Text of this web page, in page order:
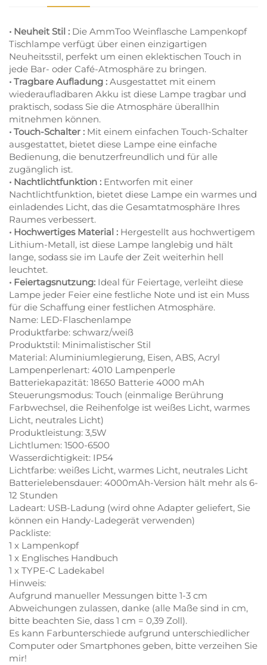
• Neuheit Stil : Die AmmToo Weinflasche Lampenkopf
Tischlampe verfügt über einen einzigartigen
Neuheitsstil, perfekt um einen eklektischen Touch in
jede Bar- oder Café-Atmosphäre zu bringen.
• Tragbare Aufladung : Ausgestattet mit einem
wiederaufladbaren Akku ist diese Lampe tragbar und
praktisch, sodass Sie die Atmosphäre überallhin
mitnehmen können.
• Touch-Schalter : Mit einem einfachen Touch-Schalter
ausgestattet, bietet diese Lampe eine einfache
Bedienung, die benutzerfreundlich und für alle
zugänglich ist.
• Nachtlichtfunktion : Entworfen mit einer
Nachtlichtfunktion, bietet diese Lampe ein warmes und
einladendes Licht, das die Gesamtatmosphäre Ihres
Raumes verbessert.
• Hochwertiges Material : Hergestellt aus hochwertigem
Lithium-Metall, ist diese Lampe langlebig und hält
lange, sodass sie im Laufe der Zeit weiterhin hell
leuchtet.
• Feiertagsnutzung: Ideal für Feiertage, verleiht diese
Lampe jeder Feier eine festliche Note und ist ein Muss
für die Schaffung einer festlichen Atmosphäre.
Name: LED-Flaschenlampe
Produktfarbe: schwarz/weiß
Produktstil: Minimalistischer Stil
Material: Aluminiumlegierung, Eisen, ABS, Acryl
Lampenperlenart: 4010 Lampenperle
Batteriekapazität: 18650 Batterie 4000 mAh
Steuerungsmodus: Touch (einmalige Berührung
Farbwechsel, die Reihenfolge ist weißes Licht, warmes
Licht, neutrales Licht)
Produktleistung: 3,5W
Lichtlumen: 1500-6500
Wasserdichtigkeit: IP54
Lichtfarbe: weißes Licht, warmes Licht, neutrales Licht
Batterielebensdauer: 4000mAh-Version hält mehr als 6-
12 Stunden
Ladeart: USB-Ladung (wird ohne Adapter geliefert, Sie
können ein Handy-Ladegerät verwenden)
Packliste:
1 x Lampenkopf
1 x Englisches Handbuch
1 x TYPE-C Ladekabel
Hinweis:
Aufgrund manueller Messungen bitte 1-3 cm
Abweichungen zulassen, danke (alle Maße sind in cm,
bitte beachten Sie, dass 1 cm = 0,39 Zoll).
Es kann Farbunterschiede aufgrund unterschiedlicher
Computer oder Smartphones geben, bitte verzeihen Sie
mir!